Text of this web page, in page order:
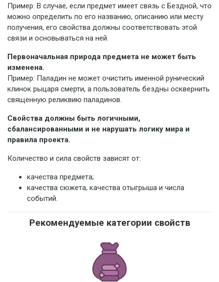
Пример: В случае, если предмет имеет связь с Бездной, что
можно определить по его названию, описанию или месту
получения, его свойства должны соответствовать этой
связи и основываться на ней.
Первоначальная природа предмета не может быть
изменена.
Пример: Паладин не может очистить именной рунический
клинок рыцаря смерти, а пользователь бездны осквернить
священную реликвию паладинов.
Свойства должны быть логичными,
сбалансированными и не нарушать логику мира и
правила проекта.
Количество и сила свойств зависят от:
качества предмета;
качества сюжета, качества отыгрыша и числа
событий.
Рекомендуемые категории свойств